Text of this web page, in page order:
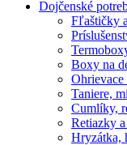
Dojčenské
Fľaštičky
Boxy na
Taniere,
Cumlíky,
Retiazky
Hryzátka,